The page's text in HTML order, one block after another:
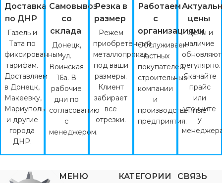
Доставка
по ДНР
Газель и
Тата по
фиксированным
тарифам.
Доставляем
в Донецк,
Макеевку,
Мариуполь
и другие
города
ДНР.
Самовывоз
со
склада
Донецк,
ул.
Воинская
16а. В
рабочие
дни по
согласованию
с
менеджером.
Резка в
размер
Режем
приобретённый
металлопрокат
под ваши
размеры.
Клиент
забирает
все
отрезки.
Работаем
с
организациями
Обслуживаем
частных
покупателей,
строительные
компании
и
производственные
предприятия.
цены
Цены и
наличие
регулярно.
Скачайте
прайс
или
уточните
у
МЕНЮ
КАТЕГОРИИ
СВЯЗЬ